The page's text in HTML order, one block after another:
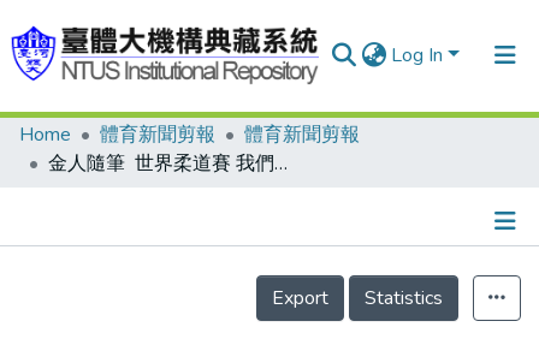
Log In
Communities & Collections
Home 體育新聞剪報
體育新聞剪報
金人隨筆 世界柔道賽 我們的冷門 日韓的熱門/林口中正運動公園巨型成績顯示幕 電腦系統建造完成
Details
Export
Statistics